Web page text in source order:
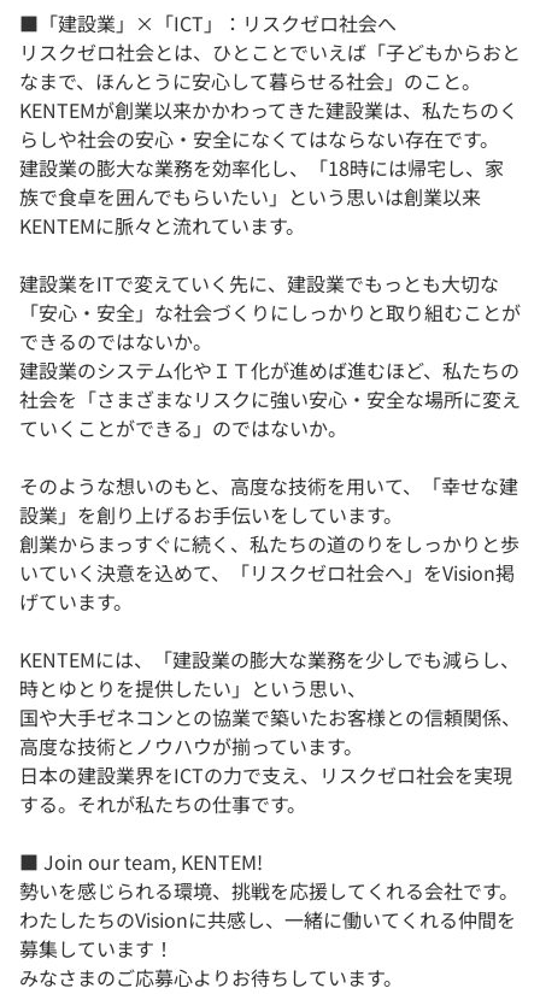
■「建設業」×「ICT」：リスクゼロ社会へ
リスクゼロ社会とは、ひとことでいえば「子どもからおと
なまで、ほんとうに安心して暮らせる社会」のこと。
KENTEMが創業以来かかわってきた建設業は、私たちのく
らしや社会の安心・安全になくてはならない存在です。
建設業の膨大な業務を効率化し、「18時には帰宅し、家
族で食卓を囲んでもらいたい」という思いは創業以来
KENTEMに脈々と流れています。
建設業をITで変えていく先に、建設業でもっとも大切な
「安心・安全」な社会づくりにしっかりと取り組むことが
できるのではないか。
建設業のシステム化やＩＴ化が進めば進むほど、私たちの
社会を「さまざまなリスクに強い安心・安全な場所に変え
ていくことができる」のではないか。
そのような想いのもと、高度な技術を用いて、「幸せな建
設業」を創り上げるお手伝いをしています。
創業からまっすぐに続く、私たちの道のりをしっかりと歩
いていく決意を込めて、「リスクゼロ社会へ」をVision掲
げています。
KENTEMには、「建設業の膨大な業務を少しでも減らし、
時とゆとりを提供したい」という思い、
国や大手ゼネコンとの協業で築いたお客様との信頼関係、
高度な技術とノウハウが揃っています。
日本の建設業界をICTの力で支え、リスクゼロ社会を実現
する。それが私たちの仕事です。
■ Join our team, KENTEM!
勢いを感じられる環境、挑戦を応援してくれる会社です。
わたしたちのVisionに共感し、一緒に働いてくれる仲間を
募集しています！
みなさまのご応募心よりお待ちしています。